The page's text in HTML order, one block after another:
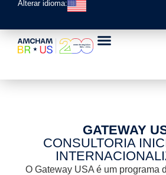
Alterar idioma:
Consultoria
USA
GATEWAY
CONSULTORIA
O Gateway USA é um programa